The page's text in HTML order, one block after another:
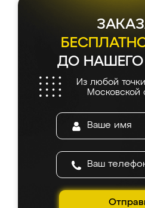
ДО
Из любой
Московской